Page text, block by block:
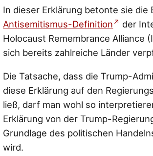
In dieser Erklärung betonte sie die
Antisemitismus-Definition
der
Holocaust Remembrance Alliance
sich bereits zahlreiche Länder
Die Tatsache, dass die Trump-
diese Erklärung auf den
ließ, darf man wohl so
Erklärung von der Trump-
Grundlage des politischen
wird.